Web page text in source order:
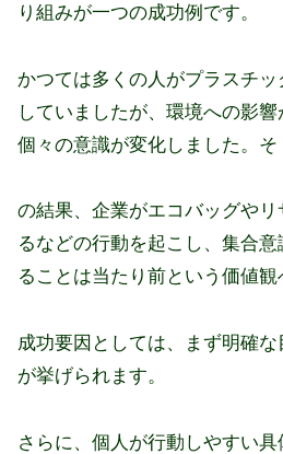
り組みが一つの成功例です。
かつては多くの人がプラスチ
していましたが、環境への影響
個々の意識が変化しました。そ
の結果、企業がエコバッグや
るなどの行動を起こし、集合
ることは当たり前という価値観
成功要因としては、まず明確
が挙げられます。
さらに、個人が行動しやすい